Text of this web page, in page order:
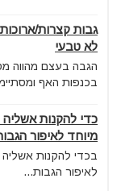
גבות קצרות/
לא טבעי
הגבה בעצם מהווה
בכנפות האף
כדי להקנות אשליה
מיוחד לאיפור
בכדי להקנות אשליה
לאיפור הגבות...